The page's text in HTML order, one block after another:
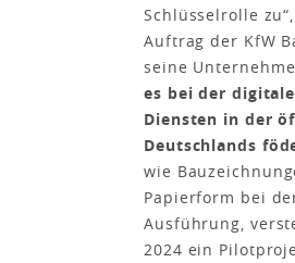
Schlüsselrolle
Auftrag der KfW
seine
es bei der
Diensten in der
Deutschlands
wie
Papierform bei
Ausführung,
2024 ein